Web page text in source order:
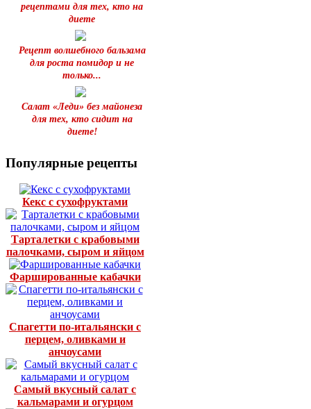
рецептами для тех, кто на
диете
Рецепт волшебного бальзама
для роста помидор и не
только...
Салат «Леди» без майонеза
для тех, кто сидит на
диете!
Популярные рецепты
Кекс с сухофруктами
Тарталетки с крабовыми
палочками, сыром и яйцом
Фаршированные кабачки
Спагетти по-итальянски с
перцем, оливками и
анчоусами
Самый вкусный салат с
кальмарами и огурцом